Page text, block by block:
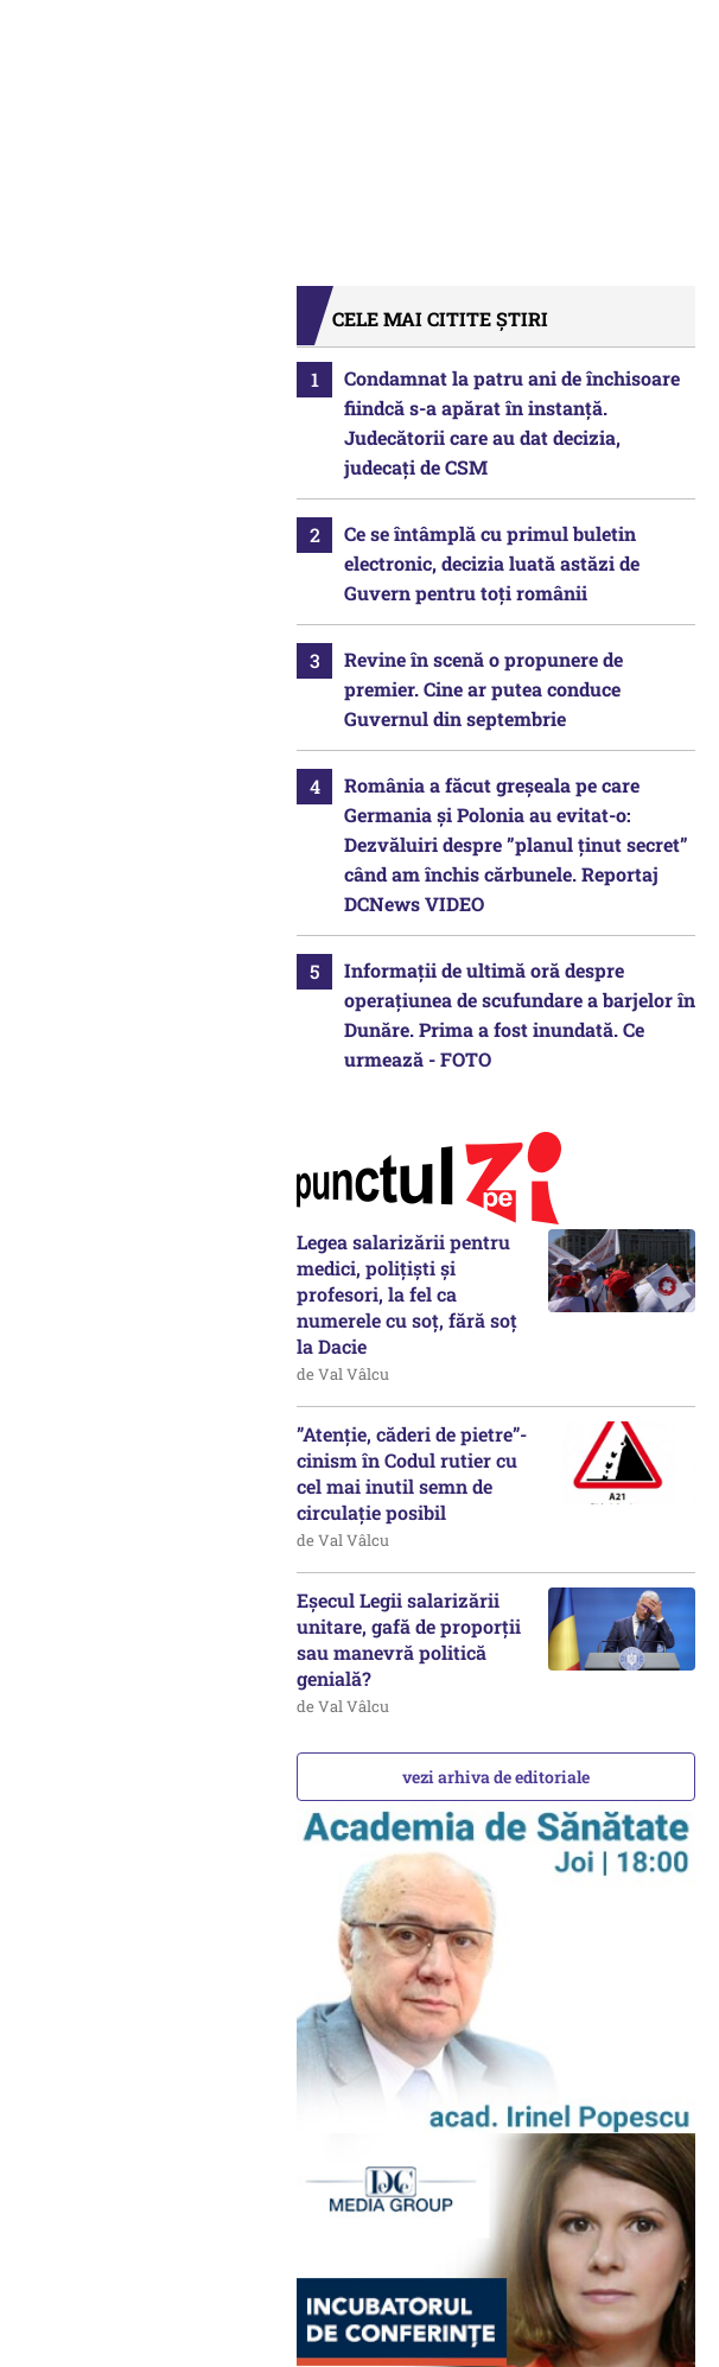
CELE MAI CITITE ȘTIRI
Condamnat la patru ani de închisoare
fiindcă s-a apărat în instanță.
Judecătorii care au dat decizia,
judecați de CSM
Ce se întâmplă cu primul buletin
electronic, decizia luată astăzi de
Guvern pentru toți românii
Revine în scenă o propunere de
premier. Cine ar putea conduce
Guvernul din septembrie
România a făcut greșeala pe care
Germania și Polonia au evitat-o:
Dezvăluiri despre ”planul ținut secret”
când am închis cărbunele. Reportaj
DCNews VIDEO
Informații de ultimă oră despre
operațiunea de scufundare a barjelor în
Dunăre. Prima a fost inundată. Ce
urmează - FOTO
Legea salarizării pentru
medici, polițiști și
profesori, la fel ca
numerele cu soț, fără soț
la Dacie
de Val Vâlcu
”Atenție, căderi de pietre”-
cinism în Codul rutier cu
cel mai inutil semn de
circulație posibil
de Val Vâlcu
Eșecul Legii salarizării
unitare, gafă de proporții
sau manevră politică
genială?
de Val Vâlcu
vezi arhiva de editoriale